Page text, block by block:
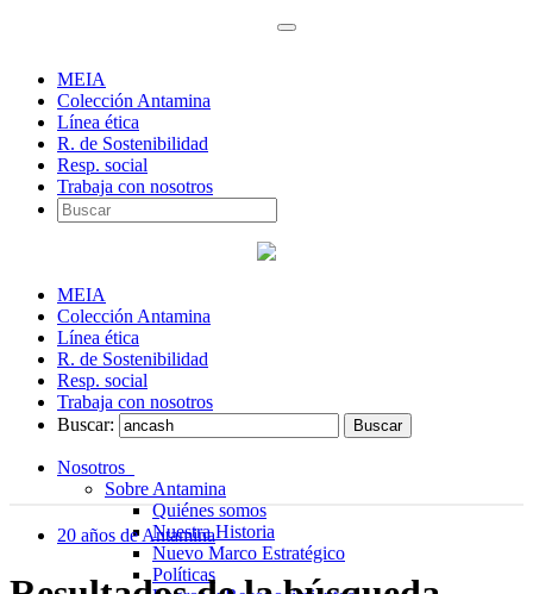
MEIA
Colección Antamina
Línea ética
R. de Sostenibilidad
Resp. social
Trabaja con nosotros
MEIA
Colección Antamina
Línea ética
R. de Sostenibilidad
Resp. social
Trabaja con nosotros
Buscar:
Nosotros
Sobre Antamina
Quiénes somos
Nuestra Historia
Nuevo Marco Estratégico
Políticas
20 años de Antamina